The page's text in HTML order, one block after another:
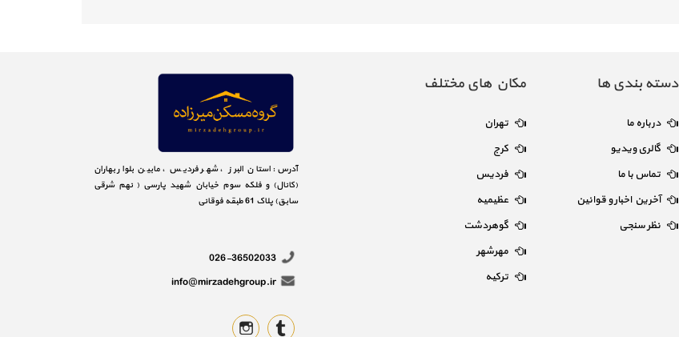
دسته بندی ها
درباره ما
گالری ویدیو
تماس با ما
آخرین اخبار و قوانین
نظر سنجی
مکان های مختلف
تهران
کرج
فردیس
عظیمیه
گوهردشت
مهرشهر
ترکیه
آدرس: استان البرز ، شهر فردیس ، مابین بلوار بهاران
(کانال) و فلکه سوم خیابان شهید پارسی ( نهم شرقی
سابق) پلاک 61 طبقه فوقانی
026-36502033
info@mirzadehgroup.ir